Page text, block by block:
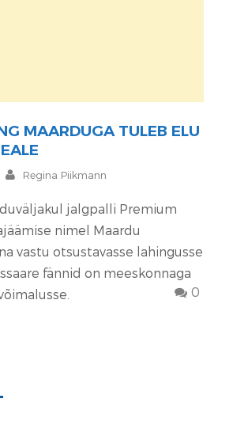
MAARDUGA TULEB ELU
Regina Piikmann
jalgpalli Premium
nimel Maardu
vastu otsustavasse lahingusse
fännid on meeskonnaga
0